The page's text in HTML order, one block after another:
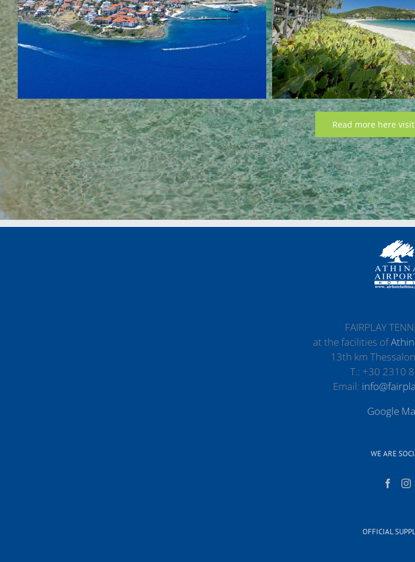
Read more here
FAIRPLAY
at the facilities of
13th km
Τ.: +30 2310
Email:
Google
WE ARE
OFFICIAL